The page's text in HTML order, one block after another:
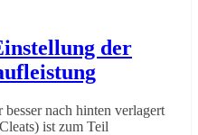
der
nach hinten verlagert
ist zum Teil